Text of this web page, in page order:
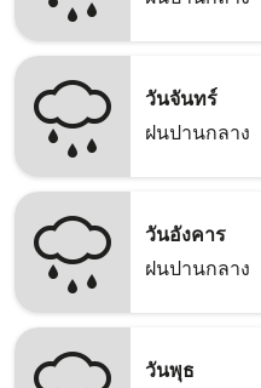
วันจันทร์
ฝนปานกลาง
วันอังคาร
ฝนปานกลาง
วันพุธ